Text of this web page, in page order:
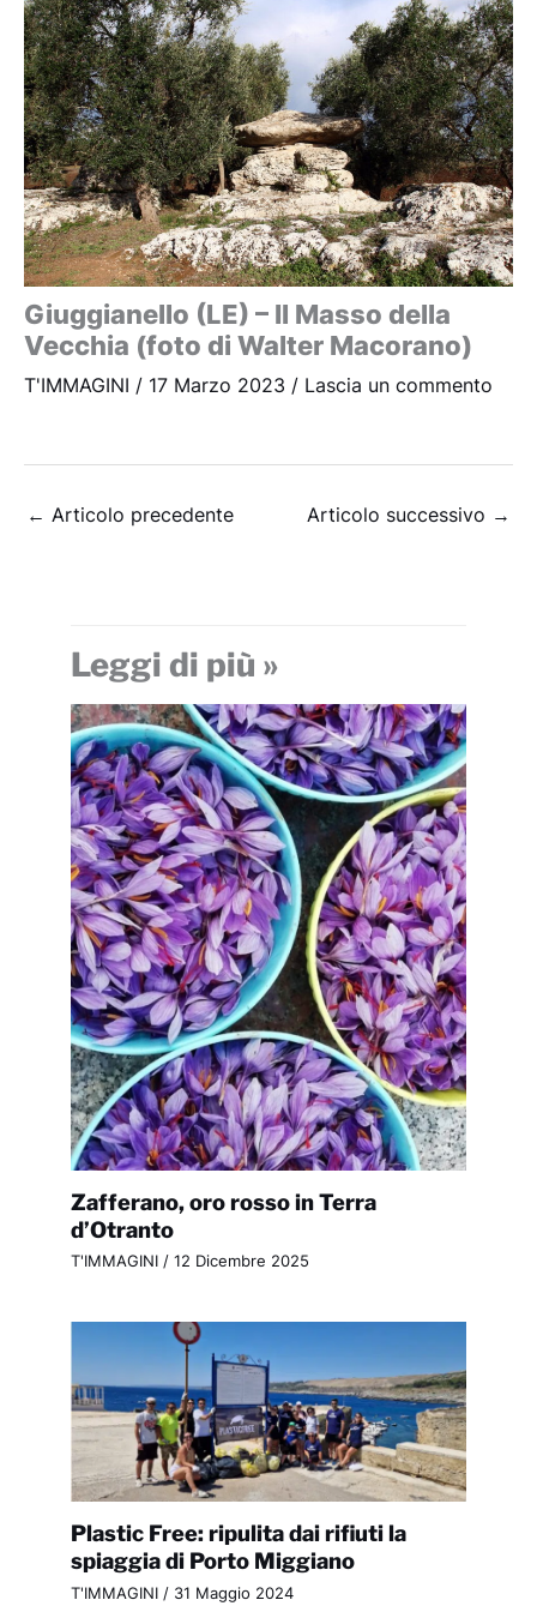
Giuggianello (LE) – Il Masso della
Vecchia (foto di Walter Macorano)
T'IMMAGINI / 17 Marzo 2023 / Lascia un commento
← Articolo precedente Articolo successivo →
Leggi di più »
Zafferano, oro rosso in Terra
d’Otranto
T'IMMAGINI/ 12 Dicembre 2025
Plastic Free: ripulita dai rifiuti la
spiaggia di Porto Miggiano
T'IMMAGINI/ 31 Maggio 2024